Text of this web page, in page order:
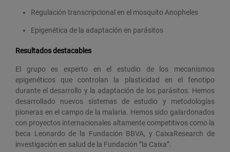
Regulación transcripcional en el mosquito Anopheles
Epigenética de la adaptación en parásitos
Resultados destacables
El grupo es experto en el estudio de los mecanismos
epigenéticos que controlan la plasticidad en el fenotipo
durante el desarrollo y la adaptación de los parásitos. Hemos
desarrollado nuevos sistemas de estudio y metodologías
pioneras en el campo de la malaria. Hemos sido galardonados
con proyectos internacionales altamente competitivos como la
beca Leonardo de la Fundación BBVA, y CaixaResearch de
investigación en salud de la Fundación ”la Caixa”.